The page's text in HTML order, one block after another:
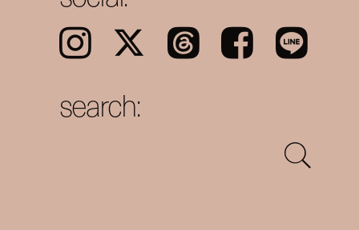
Instagram 𝕏 Threads Facebook LINE
search: